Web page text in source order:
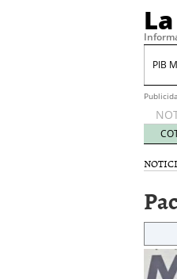
PIB